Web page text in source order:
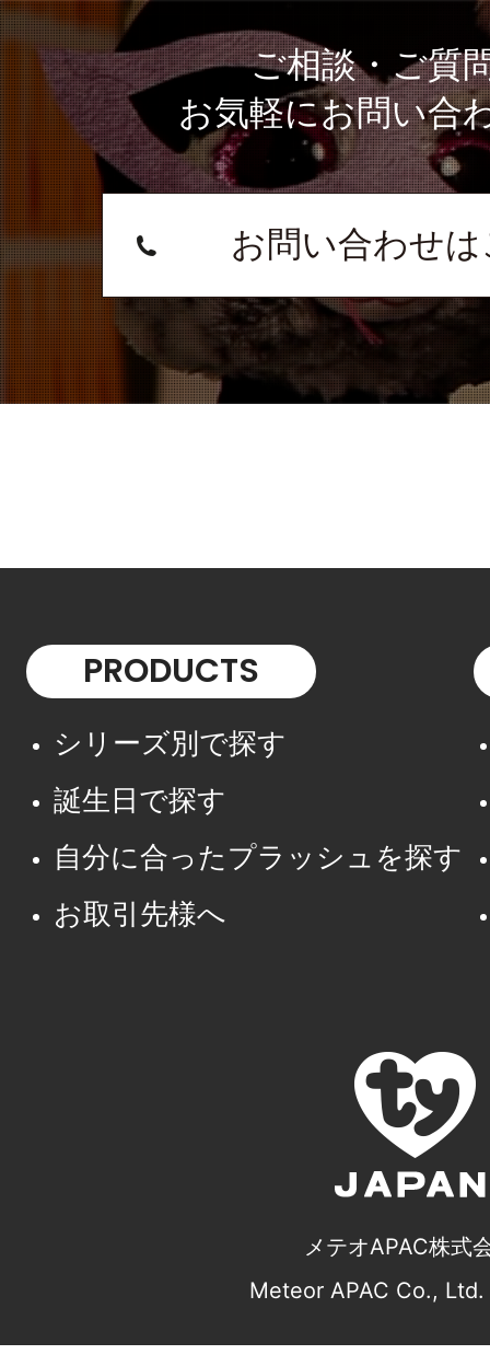
ご相談・ご質
お気軽にお問い合
お問い合わせ
PRODUCTS
シリーズ別で探す
誕生日で探す
自分に合ったプラッシュを探す
お取引先様へ
メテオAPAC株式
Meteor APAC Co.,